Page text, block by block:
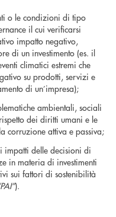
o le condizioni di tipo
il cui verificarsi
impatto negativo,
di un investimento (es. il
climatici estremi che
su prodotti, servizi e
di un’impresa);
ambientali, sociali
dei diritti umani e le
corruzione attiva e passiva;
delle decisioni di
in materia di investimenti
sui fattori di sostenibilità
).